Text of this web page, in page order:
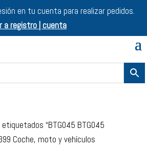
en tu cuenta para realizar pedidos.
a registro | cuenta
“BTG045 BTG045
Coche, moto y vehículos